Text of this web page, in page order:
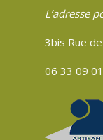
L’adresse
3bis Rue
06 33 09